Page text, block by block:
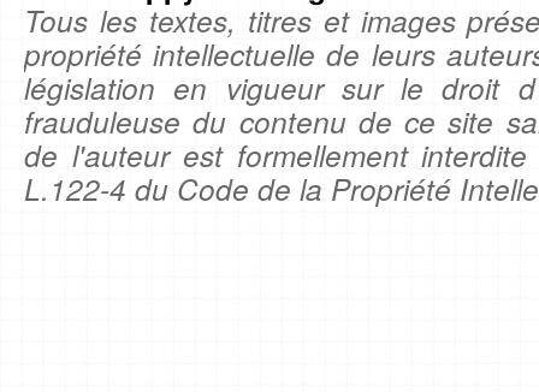
Tous les textes, titres et images
propriété intellectuelle de leurs
législation en vigueur sur le droit
frauduleuse du contenu de ce site
de l'auteur est formellement
L.122-4 du Code de la Propriété